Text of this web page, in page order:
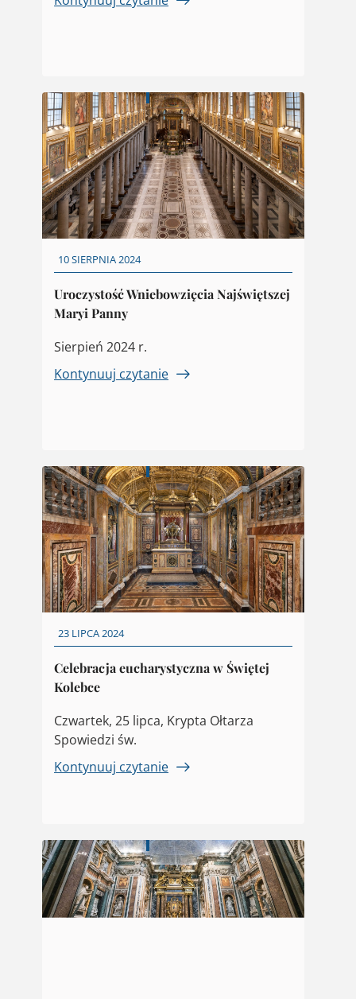
10 SIERPNIA 2024
Uroczystość Wniebowzięcia Najświętszej
Maryi Panny
Sierpień 2024 r.
Kontynuuj czytanie
23 LIPCA 2024
Celebracja eucharystyczna w Świętej
Kolebce
Czwartek, 25 lipca, Krypta Ołtarza
Spowiedzi św.
Kontynuuj czytanie